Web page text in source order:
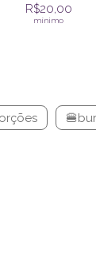
R$20,00
mínimo